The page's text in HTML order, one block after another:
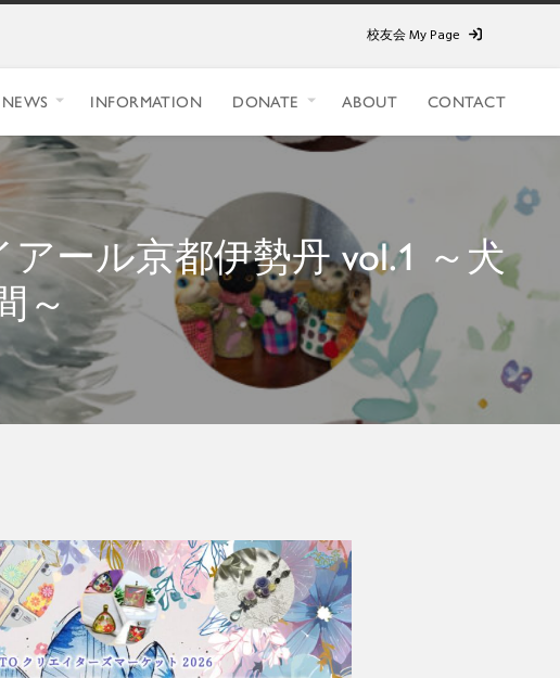
校友会 My Page
NEWS INFORMATION DONATE ABOUT CONTACT
ール京都伊勢丹 vol.1 ～犬
～